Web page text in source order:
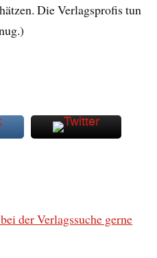
Die Verlagsprofistun
der Verlagssuche gerne